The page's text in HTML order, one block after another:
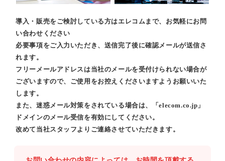
導入・販売をご検討している方はエレコムまで、お気軽にお問
い合わせください
必要事項をご入力いただき、送信完了後に確認メールが送信さ
れます。
フリーメールアドレスは当社のメールを受付けられない場合が
ございますので、ご使用をお控えくださいますようお願いいた
します。
また、迷惑メール対策をされている場合は、「elecom.co.jp」
ドメインのメール受信を有効にしてください。
改めて当社スタッフよりご連絡させていただきます。